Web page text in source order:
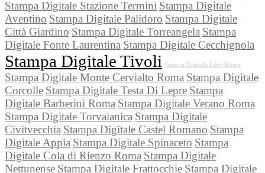
Stampa Digitale Stazione Termini Stampa Digitale
Aventino Stampa Digitale Palidoro Stampa Digitale
Città Giardino Stampa Digitale Torreangela Stampa
Digitale Fonte Laurentina Stampa Digitale Cecchignola
Stampa Digitale Tivoli Stampa Digitale Libri Roma
Stampa Digitale Monte Cervialto Roma Stampa Digitale
Corcolle Stampa Digitale Testa Di Lepre Stampa
Digitale Barberini Roma Stampa Digitale Verano Roma
Stampa Digitale Torvaianica Stampa Digitale
Civitvecchia Stampa Digitale Castel Romano Stampa
Digitale Appia Stampa Digitale Spinaceto Stampa
Digitale Cola di Rienzo Roma Stampa Digitale
Nettunense Stampa Digitale Frattocchie Stampa Digitale